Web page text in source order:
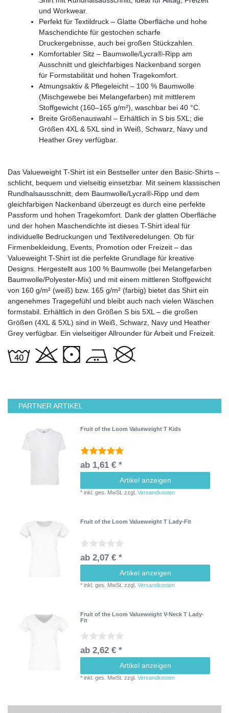
und Workwear.
Perfekt für Textildruck – Glatte Oberfläche und hohe
Maschendichte für gestochen scharfe
Druckergebnisse, auch bei großen Stückzahlen.
Komfortabler Sitz – Baumwolle/Lycra®-Ripp am
Ausschnitt und gleichfarbiges Nackenband sorgen
für Formstabilität und hohen Tragekomfort.
Atmungsaktiv & Pflegeleicht – 100 % Baumwolle
(Mischgewebe bei Melangefarben) mit mittlerem
Stoffgewicht (160–165 g/m²), waschbar bei 40 °C.
Breite Größenauswahl – Erhältlich in S bis 5XL; die
Größen 4XL & 5XL sind in Weiß, Schwarz, Navy und
Heather Grey verfügbar.
Das Valueweight T-Shirt ist ein Bestseller unter den Basic-Shirts –
schlicht, bequem und vielseitig einsetzbar. Mit seinem klassischen
Rundhalsausschnitt, dem Baumwolle/Lycra®-Ripp und dem
gleichfarbigen Nackenband überzeugt es durch eine perfekte
Passform und hohen Tragekomfort. Dank der glatten Oberfläche
und der hohen Maschendichte ist dieses T-Shirt ideal für
individuelle Bedruckungen und Textilveredelungen. Ob für
Firmenbekleidung, Events, Promotion oder Freizeit – das
Valueweight T-Shirt ist die perfekte Grundlage für kreative
Designs. Hergestellt aus 100 % Baumwolle (bei Melangefarben
Baumwolle/Polyester-Mix) und mit einem mittleren Stoffgewicht
von 160 g/m² (weiß) bzw. 165 g/m² (farbig) bietet das Shirt ein
angenehmes Tragegefühl und bleibt auch nach vielen Wäschen
formstabil. Erhältlich in den Größen S bis 5XL – die großen
Größen (4XL & 5XL) sind in Weiß, Schwarz, Navy und Heather
Grey verfügbar. Ein vielseitiger Allrounder für Arbeit und Freizeit.
PARTNER ARTIKEL
Fruit of the Loom Valueweight T Kids
ab 1,61 € *
Artikel anzeigen
*inkl. ges. MwSt. zzgl.Versandkosten
Fruit of the Loom Valueweight T Lady-Fit
ab 2,07 € *
Artikel anzeigen
*inkl. ges. MwSt. zzgl.Versandkosten
Fruit of the Loom Valueweight V-Neck T Lady-
Fit
ab 2,62 € *
Artikel anzeigen
*inkl. ges. MwSt. zzgl.Versandkosten